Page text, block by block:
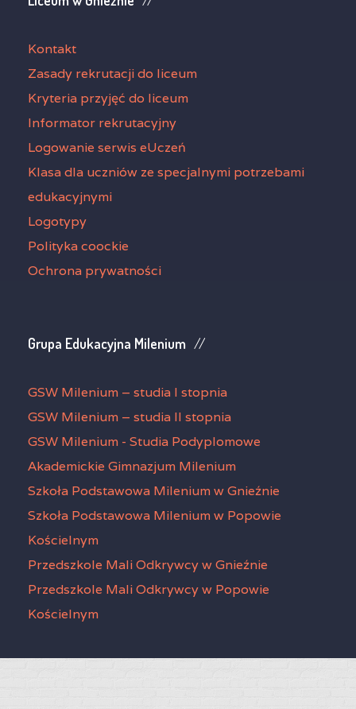
Kontakt
Zasady rekrutacji do liceum
Kryteria przyjęć do liceum
Informator rekrutacyjny
Logowanie serwis eUczeń
Klasa dla uczniów ze specjalnymi potrzebami
edukacyjnymi
Logotypy
Polityka coockie
Ochrona prywatności
Grupa Edukacyjna Milenium
GSW Milenium – studia I stopnia
GSW Milenium – studia II stopnia
GSW Milenium - Studia Podyplomowe
Akademickie Gimnazjum Milenium
Szkoła Podstawowa Milenium w Gnieźnie
Szkoła Podstawowa Milenium w Popowie
Kościelnym
Przedszkole Mali Odkrywcy w Gnieźnie
Przedszkole Mali Odkrywcy w Popowie
Kościelnym